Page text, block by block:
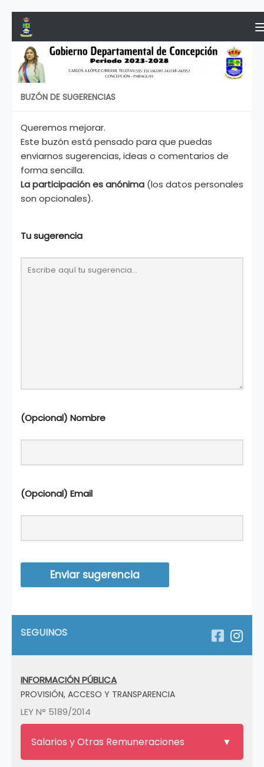
Saltar al contenido
BUZÓN DE SUGERENCIAS
Queremos mejorar.
Este buzón está pensado para que puedas
enviarnos sugerencias, ideas o comentarios de
forma sencilla.
La participación es anónima (los datos personales
son opcionales).
Tu sugerencia
(Opcional) Nombre
(Opcional) Email
SEGUINOS
INFORMACIÓN PÚBLICA
PROVISIÓN, ACCESO Y TRANSPARENCIA
LEY N° 5189/2014
Salarios y Otras Remuneraciones